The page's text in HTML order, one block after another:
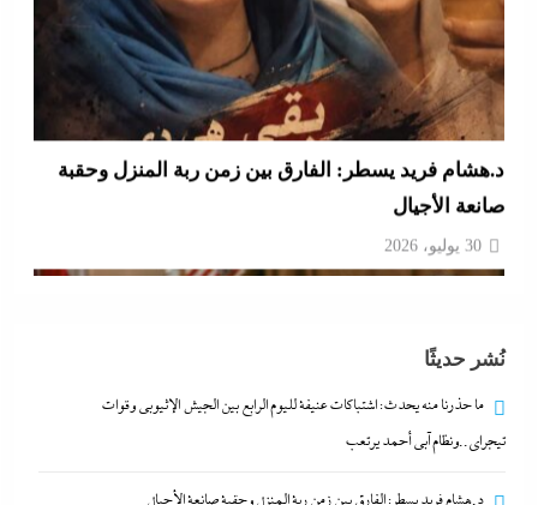
الفشل الأمريكي بعد فضح خلاف ترامب وهيجسيت على
استنزاف مخازن السلاح في حرب إيران
30 يوليو، 2026
نُشر حديثًا
ما حذرنا منه يحدث: اشتباكات عنيفة لليوم الرابع بين الجيش الإثيوبي وقوات
تيجراي..ونظام آبي أحمد يرتعب